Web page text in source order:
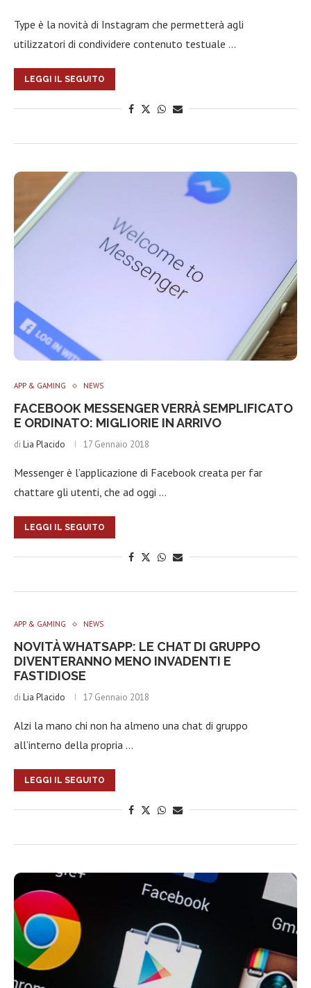
Type è la novità di Instagram che permetterà agli
utilizzatori di condividere contenuto testuale …
LEGGI IL SEGUITO
APP & GAMING NEWS
FACEBOOK MESSENGER VERRÀ SEMPLIFICATO
E ORDINATO: MIGLIORIE IN ARRIVO
di Lia Placido 17 Gennaio 2018
Messenger è l’applicazione di Facebook creata per far
chattare gli utenti, che ad oggi …
LEGGI IL SEGUITO
APP & GAMING NEWS
NOVITÀ WHATSAPP: LE CHAT DI GRUPPO
DIVENTERANNO MENO INVADENTI E
FASTIDIOSE
di Lia Placido 17 Gennaio 2018
Alzi la mano chi non ha almeno una chat di gruppo
all’interno della propria …
LEGGI IL SEGUITO